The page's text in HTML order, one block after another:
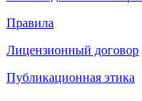
Правила
Лицензионный договор
Публикационная этика